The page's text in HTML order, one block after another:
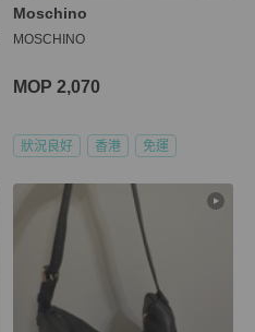
Moschino
MOSCHINO
MOP 2,070
狀況良好 香港 免運